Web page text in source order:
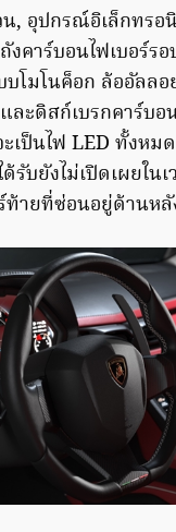
, อุปกรณ์อิเล็กทรอ
คาร์บอนไฟเบอร์รอ
โมโนค็อก ล้ออัลลอ
ละดิสก์เบรกคาร์บอ
เป็นไฟ LED ทั้งหม
รับยังไม่เปิดเผยใน
ท้ายที่ซ่อนอยู่ด้านหลั